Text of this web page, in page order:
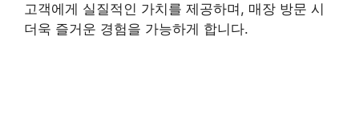
고객에게 실질적인 가치를 제공하며, 매장 방문 시
더욱 즐거운 경험을 가능하게 합니다.